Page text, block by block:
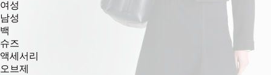
여성
남성
백
슈즈
액세서리
오브제